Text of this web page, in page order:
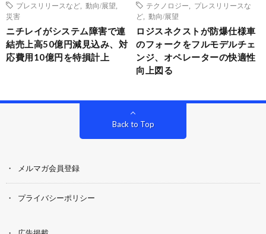
プレスリリースなど
動向/展望
災害
ニチレイがシステム障害で連
結売上高50億円減見込み、対
応費用10億円を特損計上
テクノロジー
プレスリリースな
ど
動向/展望
ロジスネクストが防爆仕様車
のフォークをフルモデルチェ
ンジ、オペレーターの快適性
向上図る
Back to Top
メルマガ会員登録
プライバシーポリシー